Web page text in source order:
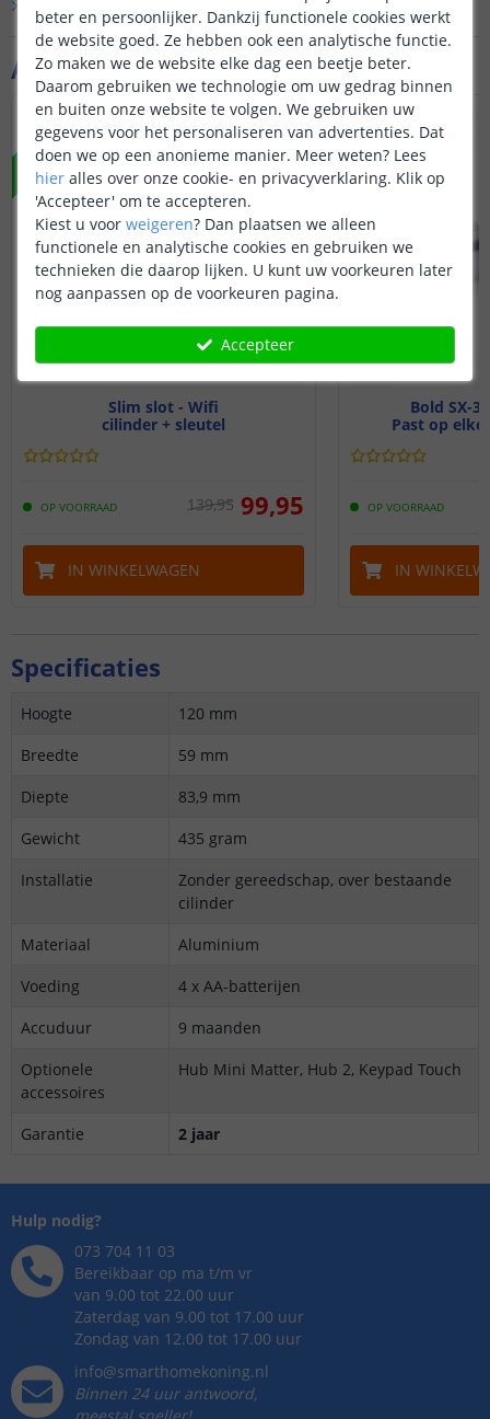
Aanvullende producten
NIEUW
Slim slot - Wifi
cilinder + sleutel
OP VOORRAAD 139,95 99,95
IN WINKELWAGEN
NIEUW
Bold SX-
Past op
OP VOORRAAD
IN
Bekijk alle Vraag & antwoord
Specificaties
Hoogte
120 mm
Breedte
59 mm
Diepte
83,9 mm
Gewicht
435 gram
Installatie
Zonder gereedschap, over bestaande
cilinder
Materiaal
Aluminium
Voeding
4 x AA-batterijen
Accuduur
9 maanden
Optionele
accessoires
Hub Mini Matter, Hub 2, Keypad Touch
Garantie 2 jaar
Hulp nodig?
073 704 11 03
Bereikbaar op ma t/m vr
van 9.00 tot 22.00 uur
Zaterdag van 9.00 tot 17.00 uur
Zondag van 12.00 tot 17.00 uur
info@smarthomekoning.nl
Binnen 24 uur antwoord,
beter en persoonlijker. Dankzij functionele cookies werkt
de website goed. Ze hebben ook een analytische functie.
Zo maken we de website elke dag een beetje beter.
Daarom gebruiken we technologie om uw gedrag binnen
en buiten onze website te volgen. We gebruiken uw
gegevens voor het personaliseren van advertenties. Dat
doen we op een anonieme manier. Meer weten? Lees
hier alles over onze cookie- en privacyverklaring. Klik op
'Accepteer' om te accepteren.
Kiest u voor weigeren? Dan plaatsen we alleen
functionele en analytische cookies en gebruiken we
technieken die daarop lijken. U kunt uw voorkeuren later
nog aanpassen op de voorkeuren pagina.
Accepteer